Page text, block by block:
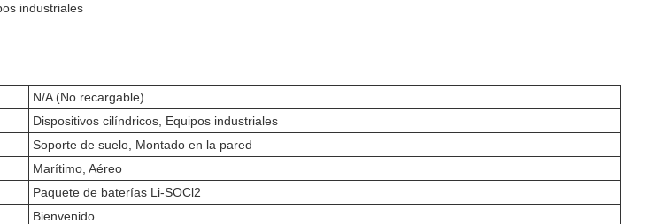
industriales
N/A (No recargable)
Dispositivos cilíndricos, Equipos industriales
Soporte de suelo, Montado en la pared
Marítimo, Aéreo
Paquete de baterías Li-SOCl2
Bienvenido